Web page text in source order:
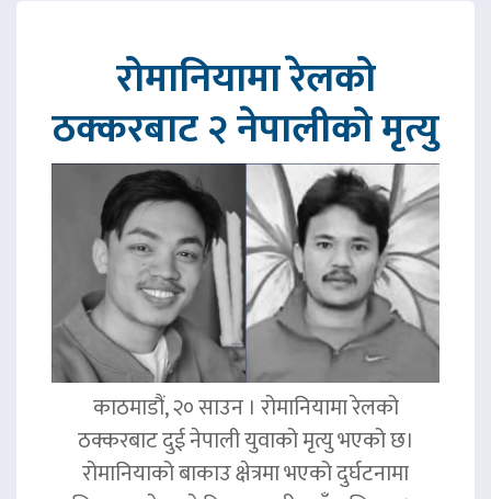
रोमानियामा रेलको
ठक्करबाट २ नेपालीको मृत्यु
काठमाडौं, २० साउन । रोमानियामा रेलको
ठक्करबाट दुई नेपाली युवाको मृत्यु भएको छ।
रोमानियाको बाकाउ क्षेत्रमा भएको दुर्घटनामा